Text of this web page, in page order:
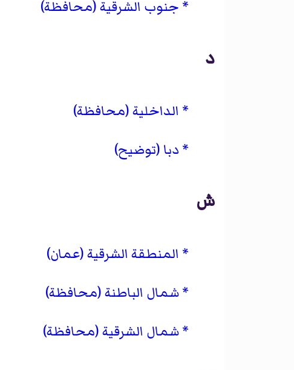
جنوب الشرقية (محافظة)
د
الداخلية (محافظة)
دبا (توضيح)
ش
المنطقة الشرقية (عمان)
شمال الباطنة (محافظة)
شمال الشرقية (محافظة)